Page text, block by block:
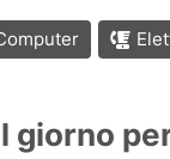
giorno